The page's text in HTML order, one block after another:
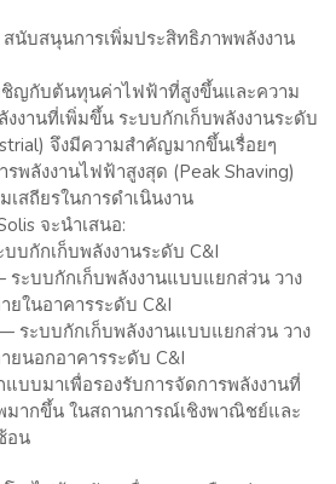
สนับสนุนการเพิ่มประสิทธิภาพพลังงาน
ญกับต้นทุนค่าไฟฟ้าที่สูงขึ้นและความ
งานที่เพิ่มขึ้น ระบบกักเก็บพลังงานระดับ
จึงมีความสำคัญมากขึ้นเรื่อยๆ
พลังงานไฟฟ้าสูงสุด (Peak Shaving)
สถียรในการดำเนินงาน
จะนำเสนอ:
บกักเก็บพลังงานระดับ C&I
ะบบกักเก็บพลังงานแบบแยกส่วน วาง
ในอาคารระดับ C&I
ระบบกักเก็บพลังงานแบบแยกส่วน วาง
นอกอาคารระดับ C&I
บบมาเพื่อรองรับการจัดการพลังงานที่
ากขึ้น ในสถานการณ์เชิงพาณิชย์และ
อน